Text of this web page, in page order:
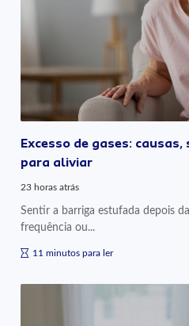
Excesso de gases:
para aliviar
23 horas atrás
Sentir a barriga estufada depois
frequência ou...
11 minutos para ler